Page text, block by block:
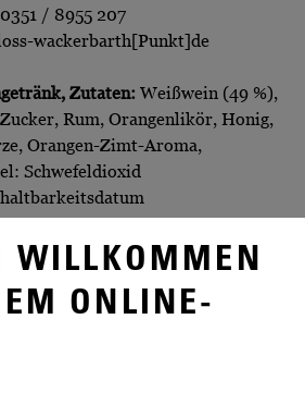
WILLKOMMEN
ONLINE-
/ 8955 207
wackerbarth[Punkt]de
Zutaten: Weißwein (49 %),
Rum, Orangenlikör, Honig,
Orangen-Zimt-Aroma,
Schwefeldioxid